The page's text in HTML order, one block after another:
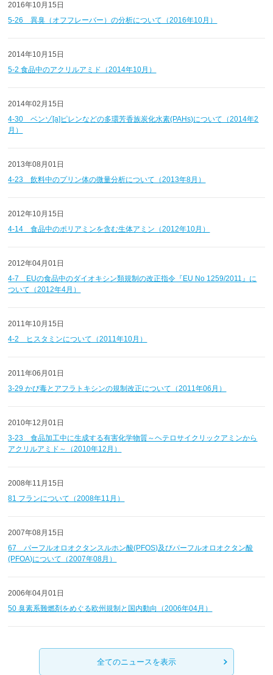
全てのニュースを表示
2016年10月15日
5-26 異臭（オフフレーバー）の分析について（2016年10月）
2014年10月15日
5-2 食品中のアクリルアミド（2014年10月）
2014年02月15日
4-30 ベンゾ[a]ピレンなどの多環芳香族炭化水素(PAHs)について（2014年2
月）
2013年08月01日
4-23 飲料中のプリン体の微量分析について（2013年8月）
2012年10月15日
4-14 食品中のポリアミンを含む生体アミン（2012年10月）
2012年04月01日
4-7 EUの食品中のダイオキシン類規制の改正指令『EU No 1259/2011』に
ついて（2012年4月）
2011年10月15日
4-2 ヒスタミンについて（2011年10月）
2011年06月01日
3-29 かび毒とアフラトキシンの規制改正について（2011年06月）
2010年12月01日
3-23 食品加工中に生成する有害化学物質～ヘテロサイクリックアミンから
アクリルアミド～（2010年12月）
2008年11月15日
81 フランについて（2008年11月）
2007年08月15日
67 パーフルオロオクタンスルホン酸(PFOS)及びパーフルオロオクタン酸
(PFOA)について（2007年08月）
2006年04月01日
50 臭素系難燃剤をめぐる欧州規制と国内動向（2006年04月）